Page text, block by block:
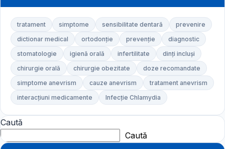
tratament simptome sensibilitate dentară
prevenire
dictionar medical
ortodonție prevenție
diagnostic
stomatologie
igienă orală infertilitate
dinți incluși
chirurgie orală
chirurgie obezitate
doze recomandate
simptome anevrism
cauze anevrism
tratament anevrism
interacțiuni medicamente
Infecție Chlamydia
Caută
Caută